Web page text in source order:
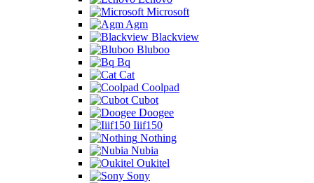
Microsoft
Agm
Blackview
Bluboo
Bq
Cat
Coolpad
Cubot
Doogee
Iiif150
Nothing
Nubia
Oukitel
Sony